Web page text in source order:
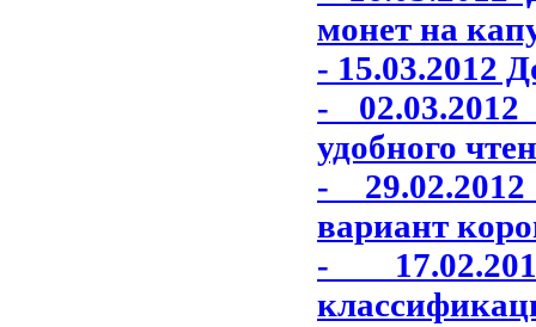
монет на
- 15.03.2012
-
удобного
-
вариант
-